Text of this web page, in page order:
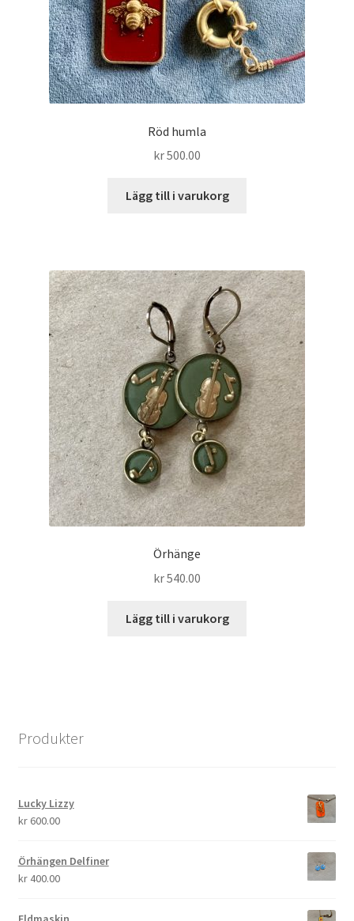
Röd humla
kr500.00
Lägg till i varukorg
Örhänge
kr540.00
Lägg till i varukorg
Produkter
Lucky Lizzy
kr600.00
Örhängen Delfiner
kr400.00